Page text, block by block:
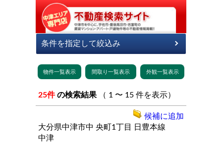
25件 の検索結果 （ 1 〜 15 件を表示）
大分県中津市中 央町1丁目
日豊本線
中津
候補に追加